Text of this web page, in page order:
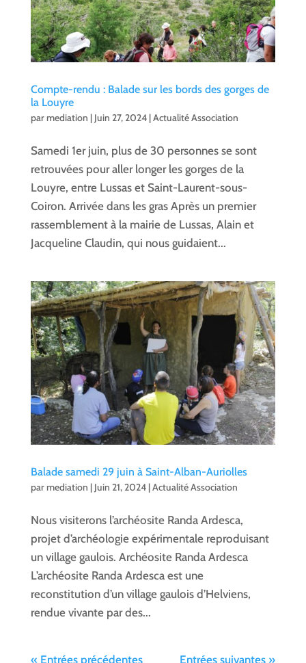
Compte-rendu : Balade sur les bords des gorges de
la Louyre
parmediation | Juin 27, 2024|Actualité Association
Samedi 1er juin, plus de 30 personnes se sont
retrouvées pour aller longer les gorges de la
Louyre, entre Lussas et Saint-Laurent-sous-
Coiron. Arrivée dans les gras Après un premier
rassemblement à la mairie de Lussas, Alain et
Jacqueline Claudin, qui nous guidaient...
Balade samedi 29 juin à Saint-Alban-Auriolles
parmediation | Juin 21, 2024|Actualité Association
Nous visiterons l’archéosite Randa Ardesca,
projet d’archéologie expérimentale reproduisant
un village gaulois. Archéosite Randa Ardesca
L’archéosite Randa Ardesca est une
reconstitution d’un village gaulois d’Helviens,
rendue vivante par des...
« Entrées précédentes Entrées suivantes »